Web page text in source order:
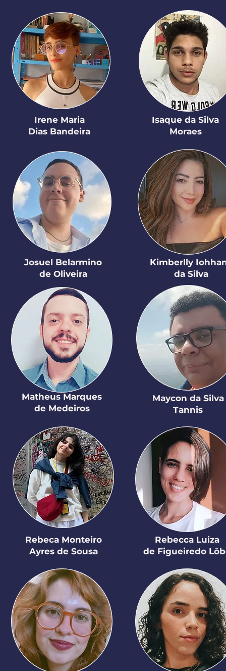
Irene Maria
Dias Bandeira
Isaque da Silva
Moraes
Josuel Belarmino
de Oliveira
Matheus Marques
de Medeiros
Kimberlly
da Silva
Maycon da Silva
Tannis
Rebeca Monteiro
Ayres de Sousa
Rebecca Luiza
de Figueiredo